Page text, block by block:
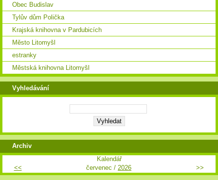
Obec Budislav
Tylův dům Polička
Krajská knihovna v Pardubicích
Město Litomyšl
estranky
Městská knihovna Litomyšl
Vyhledávání
Archiv
Kalendář
<<
červenec / 2026 >>